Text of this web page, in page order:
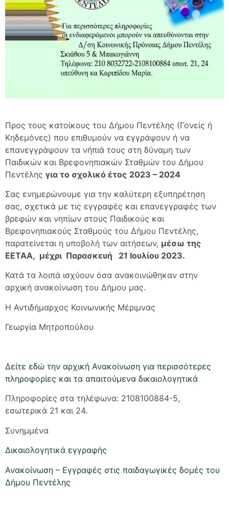
Προς τους κατοίκους του Δήμου Πεντέλης (Γονείς ή
Κηδεμόνες) που επιθυμούν να εγγράψουν ή να
επανεγγράψουν τα νήπιά τους στη δύναμη των
Παιδικών και Βρεφονηπιακών Σταθμών του Δήμου
Πεντέλης για το σχολικό έτος 2023 – 2024
Σας ενημερώνουμε για την καλύτερη εξυπηρέτηση
σας, σχετικά με τις εγγραφές και επανεγγραφές των
βρεφών και νηπίων στους Παιδικούς και
Βρεφονηπιακούς Σταθμούς του Δήμου Πεντέλης,
παρατείνεται η υποβολή των αιτήσεων, μέσω της
ΕΕΤΑΑ, μέχρι Παρασκευή 21 Ιουλίου 2023.
Κατά τα λοιπά ισχύουν όσα ανακοινώθηκαν στην
αρχική ανακοίνωση του Δήμου μας.
Η Αντιδήμαρχος Κοινωνικής Μέριμνας
Γεωργία Μητροπούλου
Δείτε εδώ την αρχική Ανακοίνωση για περισσότερες
πληροφορίες και τα απαιτούμενα δικαιολογητικά
Πληροφορίες στα τηλέφωνα: 2108100884-5,
εσωτερικά 21 και 24.
Συνημμένα
Δικαιολογητικά εγγραφής
Ανακοίνωση – Εγγραφές στις παιδαγωγικές δομές του
Δήμου Πεντέλης